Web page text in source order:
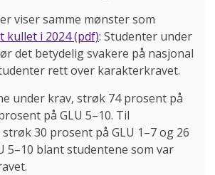
viser samme mønster som
kullet i 2024 (pdf): Studenter under
det betydelig svakere på nasjonal
rett over karakterkravet.
under krav, strøk 74 prosent på
på GLU 5–10. Til
30 prosent på GLU 1–7 og 26
5–10 blant studentene som var